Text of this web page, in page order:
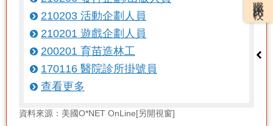
210203 活動企劃人員
210201 遊戲企劃人員
200201 育苗造林工
170116 醫院診所掛號員
查看更多
資料來源：美國O*NET OnLine[另開視窗]